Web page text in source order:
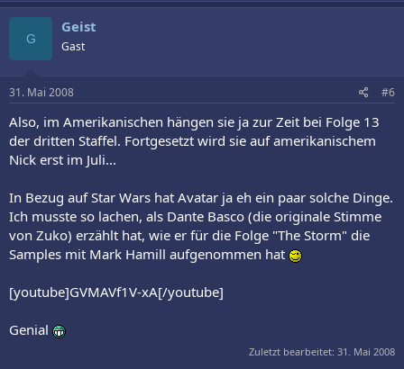
G
Geist
Gast
31. Mai 2008 #6
Also, im Amerikanischen hängen sie ja zur Zeit bei Folge 13
der dritten Staffel. Fortgesetzt wird sie auf amerikanischem
Nick erst im Juli...
In Bezug auf Star Wars hat Avatar ja eh ein paar solche Dinge.
Ich musste so lachen, als Dante Basco (die originale Stimme
von Zuko) erzählt hat, wie er für die Folge "The Storm" die
Samples mit Mark Hamill aufgenommen hat
[youtube]GVMAVf1V-xA[/youtube]
Genial
Zuletzt bearbeitet: 31. Mai 2008